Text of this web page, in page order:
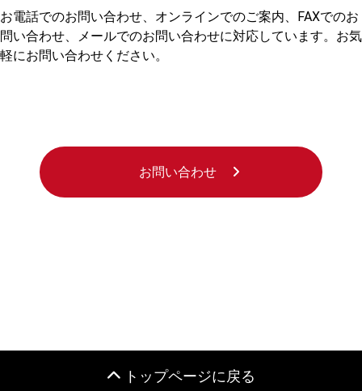
お電話でのお問い合わせ、オンラインでのご案内、FAXでのお
問い合わせ、メールでのお問い合わせに対応しています。お気
軽にお問い合わせください。
お問い合わせ
トップページに戻る